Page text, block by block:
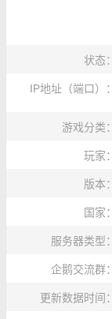
状态：
IP地址（端口）：
游戏分类：
玩家：
版本：
国家：
服务器类型：
企鹅交流群：
更新数据时间：